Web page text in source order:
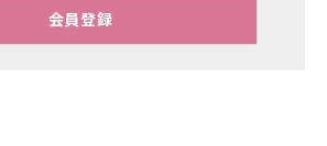
会員登録